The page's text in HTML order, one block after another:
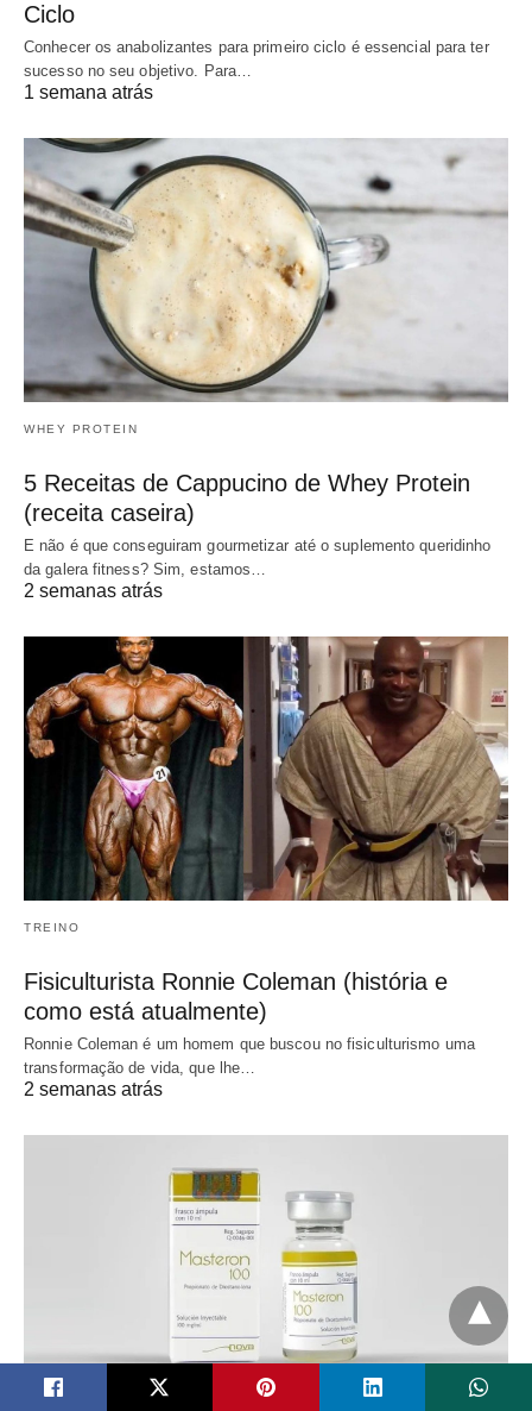
Ciclo
Conhecer os anabolizantes para primeiro ciclo é essencial para ter
sucesso no seu objetivo. Para…
1 semana atrás
WHEY PROTEIN
5 Receitas de Cappucino de Whey Protein
(receita caseira)
E não é que conseguiram gourmetizar até o suplemento queridinho
da galera fitness? Sim, estamos…
2 semanas atrás
TREINO
Fisiculturista Ronnie Coleman (história e
como está atualmente)
Ronnie Coleman é um homem que buscou no fisiculturismo uma
transformação de vida, que lhe…
2 semanas atrás